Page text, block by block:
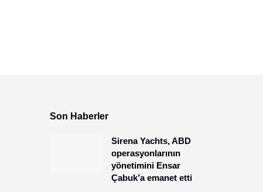
Son Haberler
Sirena Yachts, ABD
operasyonlarının
yönetimini Ensar
Çabuk’a emanet etti